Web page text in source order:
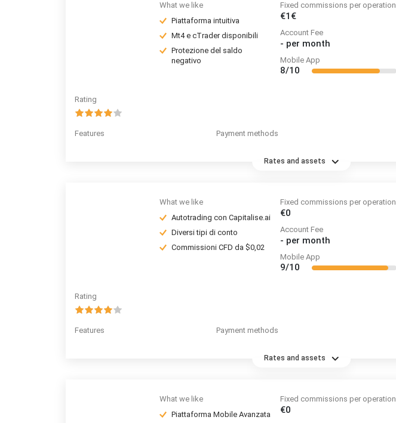
Rating
What we like
Piattaforma intuitiva
Mt4 e cTrader disponibili
Protezione del saldo
negativo
Fixed commissions per operation
€1€
Account Fee
- per month
Mobile App
8/10
Features Payment methods
Rates and assets
Rating
What we like
Autotrading con Capitalise.ai
Diversi tipi di conto
Commissioni CFD da $0,02
Fixed commissions per operation
€0
Account Fee
- per month
Mobile App
9/10
Features Payment methods
Rates and assets
What we like
Piattaforma Mobile Avanzata
Fixed commissions per operation
€0